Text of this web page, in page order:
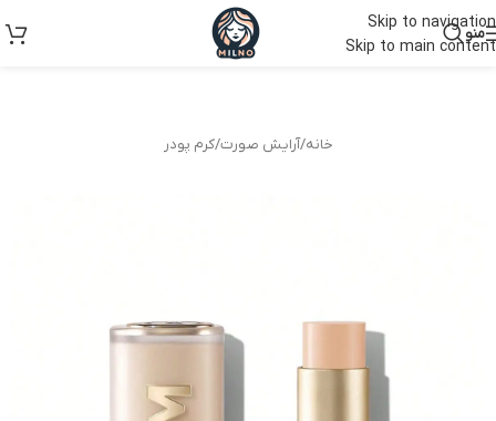
Skip to navigation
Skip to main content
منو
خانه/آرایش صورت/کرم پودر